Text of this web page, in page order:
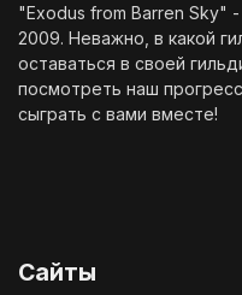
"Exodus from Barren Sky"
2009. Неважно, в какой
оставаться в своей
посмотреть наш прогресс
сыграть с вами вместе!
Сайты